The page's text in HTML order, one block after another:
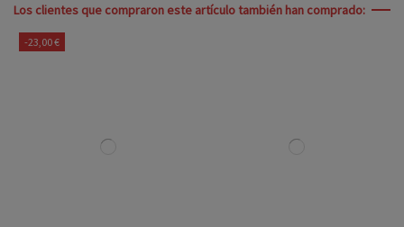
Los clientes que compraron este artículo también han comprado:
-23,00 €